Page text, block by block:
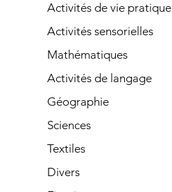
Activités de vie pratique
Activités sensorielles
Mathématiques
Activités de langage
Géographie
Sciences
Textiles
Divers